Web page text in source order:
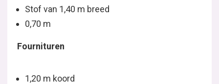
Stof van 1,40 m breed
0,70 m
Fournituren
1,20 m koord